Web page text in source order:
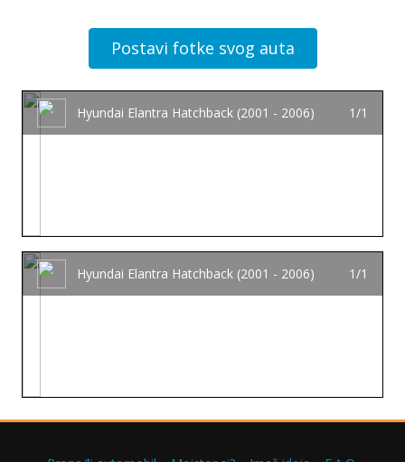
Postavi fotke svog auta
Hyundai Elantra Hatchback (2001 - 2006) 1/1
Hyundai Elantra Hatchback (2001 - 2006) 1/1